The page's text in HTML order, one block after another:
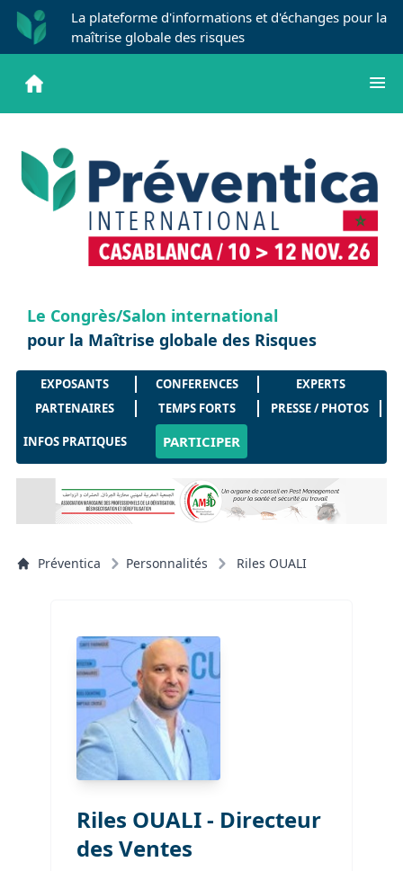
La plateforme d'informations et d'échanges pour la
maîtrise globale des risques
Le Congrès/Salon international
pour la Maîtrise globale des Risques
EXPOSANTS CONFERENCES
EXPERTS
PARTENAIRES
TEMPS FORTS PRESSE / PHOTOS
INFOS PRATIQUES PARTICIPER
Préventica Personnalités Riles OUALI
Riles OUALI - Directeur
des Ventes